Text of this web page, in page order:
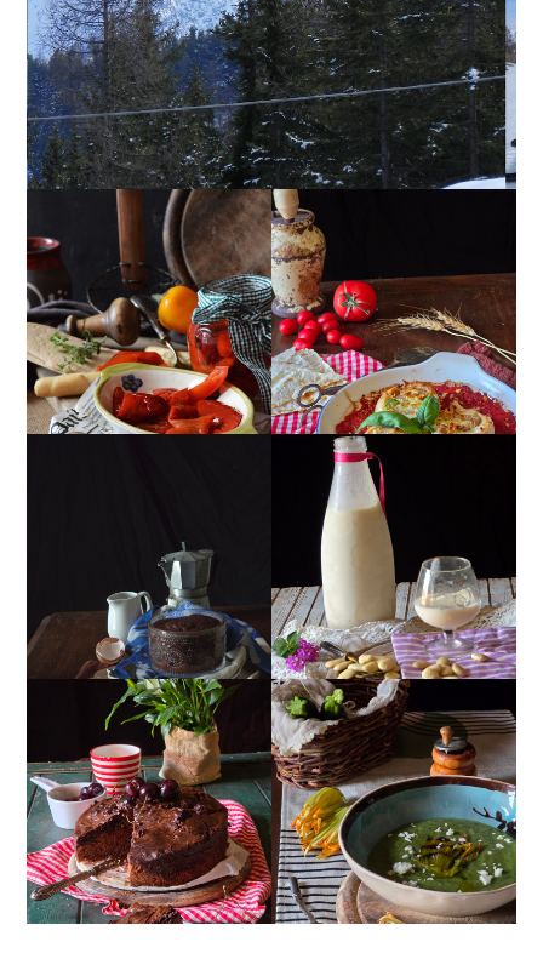
PEPERONI ALLA
PIEMONTESE
GIRANDOLE DI
RICOTTA
MUG CAKE AL
CIOCCOLATO
MANDORLITO
TORTA DOPPIO
CIOCCOLATO E
CILIEGIE
CREMA ESTIVA DI
ZUCCHINE CON FIORI E
FETA